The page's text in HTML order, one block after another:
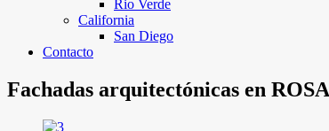
Rio Verde
California
San Diego
Contacto
Fachadas arquitectónicas en